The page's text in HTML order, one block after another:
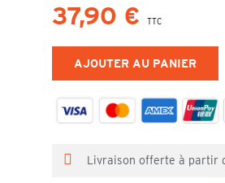
37,90 € TTC
AJOUTER AU PANIER
Livraison offerte à partir